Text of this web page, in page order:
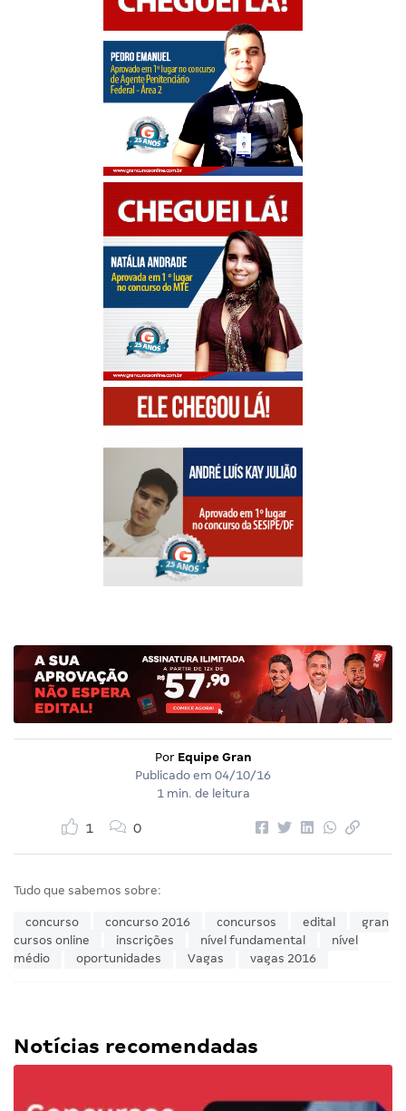
Por Equipe Gran
Publicado em 04/10/16
1 min. de leitura
1 0
Tudo que sabemos sobre:
concurso concurso 2016 concursos edital
gran
cursos online
inscrições nível fundamental
nível
médio
oportunidades Vagas vagas 2016
Notícias recomendadas